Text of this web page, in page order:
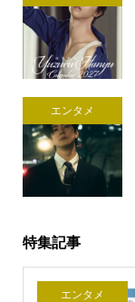
エンタメ
特集記事
エンタメ